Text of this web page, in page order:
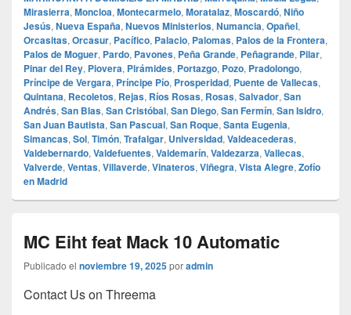
Mirasierra, Moncloa, Montecarmelo, Moratalaz, Moscardó, Niño
Jesús, Nueva España, Nuevos Ministerios, Numancia, Opañel,
Orcasitas, Orcasur, Pacífico, Palacio, Palomas, Palos de la Frontera,
Palos de Moguer, Pardo, Pavones, Peña Grande, Peñagrande, Pilar,
Pinar del Rey, Piovera, Pirámides, Portazgo, Pozo, Pradolongo,
Príncipe de Vergara, Príncipe Pío, Prosperidad, Puente de Vallecas,
Quintana, Recoletos, Rejas, Ríos Rosas, Rosas, Salvador, San
Andrés, San Blas, San Cristóbal, San Diego, San Fermín, San Isidro,
San Juan Bautista, San Pascual, San Roque, Santa Eugenia,
Simancas, Sol, Timón, Trafalgar, Universidad, Valdeacederas,
Valdebernardo, Valdefuentes, Valdemarín, Valdezarza, Vallecas,
Valverde, Ventas, Villaverde, Vinateros, Viñegra, Vista Alegre, Zofío
en Madrid
MC Eiht feat Mack 10 Automatic
Publicado el noviembre 19, 2025poradmin
Contact Us on Threema